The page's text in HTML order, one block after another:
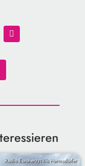
Radio Euroherz/Nils Hermsdörfer